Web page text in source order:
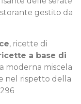
gestito da
, ricette di
a base di
moderna miscela
nel rispetto della